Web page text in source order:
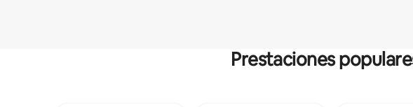
Prestaciones